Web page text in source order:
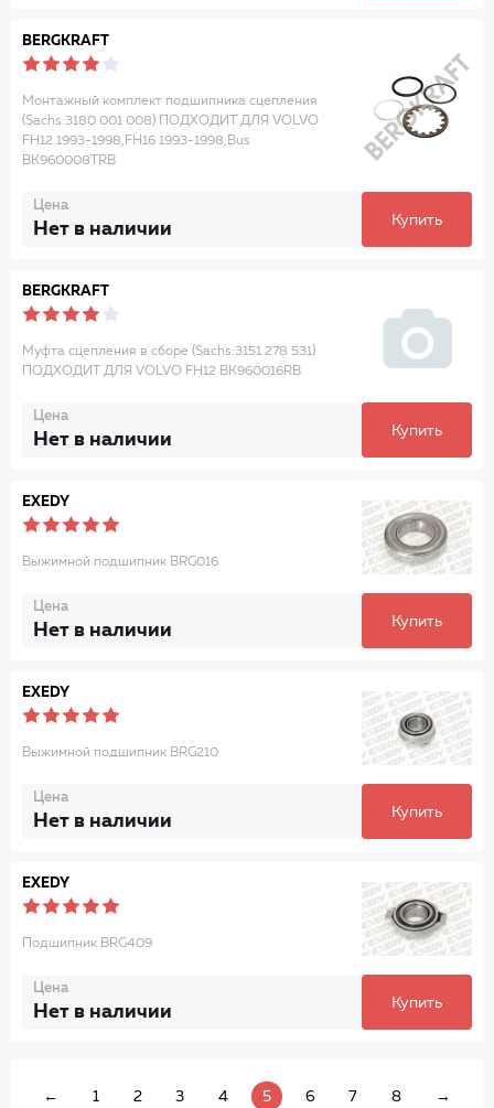
BERGKRAFT
Монтажный комплект подшипника сцепления
(Sachs:3180 001 008) ПОДХОДИТ ДЛЯ VOLVO
FH12 1993-1998,FH16 1993-1998,Bus
BK960008TRB
Цена
Нет в наличии Купить
BERGKRAFT
Муфта сцепления в сборе (Sachs:3151 278 531)
ПОДХОДИТ ДЛЯ VOLVO FH12 BK960016RB
Цена
Нет в наличии Купить
EXEDY
Выжимной подшипник BRG016
Цена
Нет в наличии Купить
EXEDY
Выжимной подшипник BRG210
Цена
Нет в наличии Купить
EXEDY
Подшипник BRG409
Цена
Нет в наличии Купить
← 1 2 3 4 5 6 7 8 →